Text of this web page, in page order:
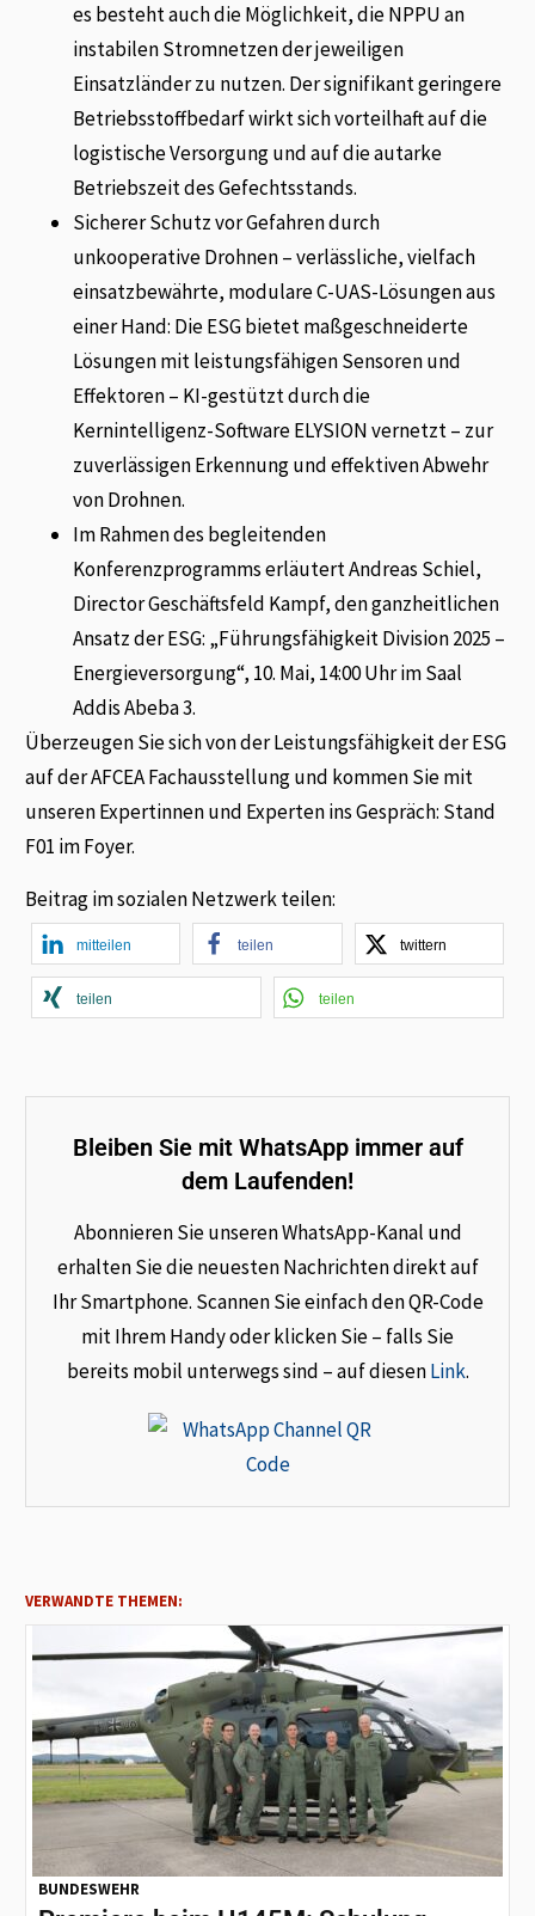
es besteht auch die Möglichkeit, die NPPU an
instabilen Stromnetzen der jeweiligen
Einsatzländer zu nutzen. Der signifikant geringere
Betriebsstoffbedarf wirkt sich vorteilhaft auf die
logistische Versorgung und auf die autarke
Betriebszeit des Gefechtsstands.
Sicherer Schutz vor Gefahren durch
unkooperative Drohnen – verlässliche, vielfach
einsatzbewährte, modulare C-UAS-Lösungen aus
einer Hand: Die ESG bietet maßgeschneiderte
Lösungen mit leistungsfähigen Sensoren und
Effektoren – KI-gestützt durch die
Kernintelligenz-Software ELYSION vernetzt – zur
zuverlässigen Erkennung und effektiven Abwehr
von Drohnen.
Im Rahmen des begleitenden
Konferenzprogramms erläutert Andreas Schiel,
Director Geschäftsfeld Kampf, den ganzheitlichen
Ansatz der ESG: „Führungsfähigkeit Division 2025 –
Energieversorgung“, 10. Mai, 14:00 Uhr im Saal
Addis Abeba 3.
Überzeugen Sie sich von der Leistungsfähigkeit der ESG
auf der AFCEA Fachausstellung und kommen Sie mit
unseren Expertinnen und Experten ins Gespräch: Stand
F01 im Foyer.
Beitrag im sozialen Netzwerk teilen:
mitteilen teilen twittern
teilen teilen
Bleiben Sie mit WhatsApp immer auf
dem Laufenden!
Abonnieren Sie unseren WhatsApp-Kanal und
erhalten Sie die neuesten Nachrichten direkt auf
Ihr Smartphone. Scannen Sie einfach den QR-Code
mit Ihrem Handy oder klicken Sie – falls Sie
bereits mobil unterwegs sind – auf diesenLink.
VERWANDTE THEMEN:
BUNDESWEHR